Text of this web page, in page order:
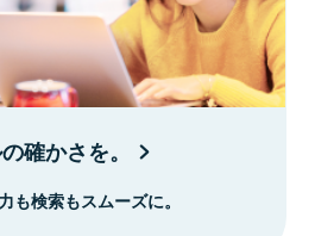
確かさを。
も検索もスムーズに。